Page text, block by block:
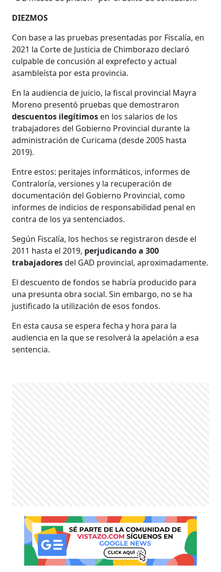
DIEZMOS
Con base a las pruebas presentadas por Fiscalía, en
2021 la Corte de Justicia de Chimborazo declaró
culpable de concusión al exprefecto y actual
asambleísta por esta provincia.
En la audiencia de juicio, la fiscal provincial Mayra
Moreno presentó pruebas que demostraron
descuentos ilegítimos en los salarios de los
trabajadores del Gobierno Provincial durante la
administración de Curicama (desde 2005 hasta
2019).
Entre estos: peritajes informáticos, informes de
Contraloría, versiones y la recuperación de
documentación del Gobierno Provincial, como
informes de indicios de responsabilidad penal en
contra de los ya sentenciados.
Según Fiscalía, los hechos se registraron desde el
2011 hasta el 2019, perjudicando a 300
trabajadoresdel GAD provincial, aproximadamente.
El descuento de fondos se habría producido para
una presunta obra social. Sin embargo, no se ha
justificado la utilización de esos fondos.
En esta causa se espera fecha y hora para la
audiencia en la que se resolverá la apelación a esa
sentencia.